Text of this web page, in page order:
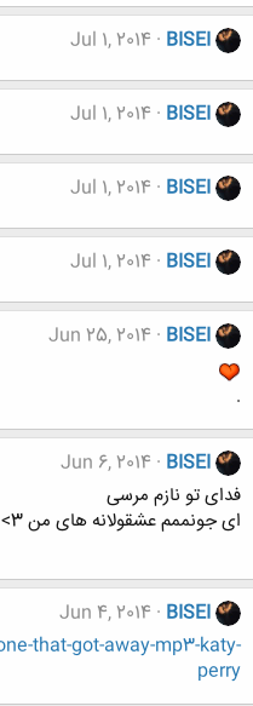
BISEI
Jul 1, 2014
BISEI
Jul 1, 2014
BISEI
Jul 1, 2014
BISEI
Jul 1, 2014
BISEI
Jun 25, 2014
.
BISEI
Jun 6, 2014
فدای تو نازم مرسی
ای جونممم عشقولانه های من 3> مرسی عزیزم
BISEI
Jun 4, 2014
that-got-away-mp3-katy-
perry